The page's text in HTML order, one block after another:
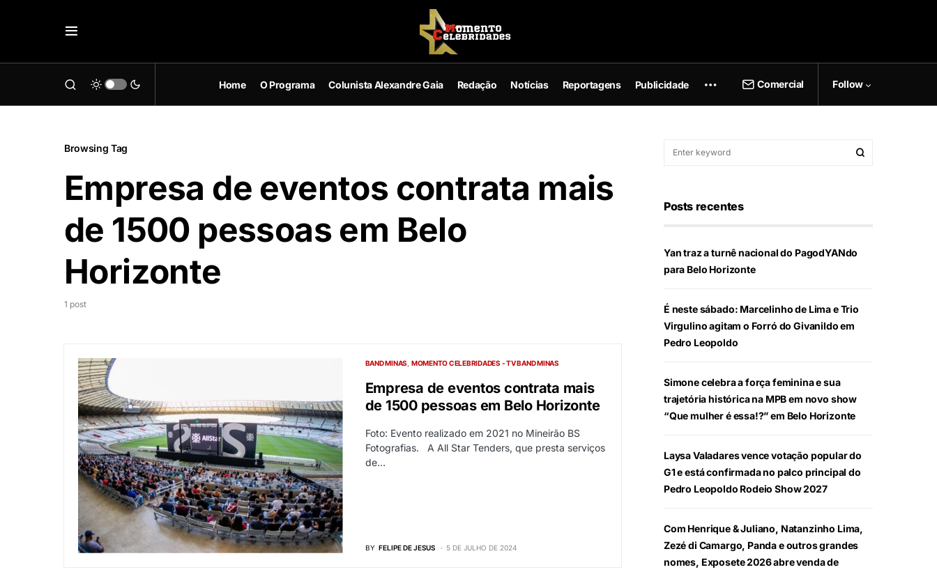
Home O Programa Colunista Alexandre Gaia Redação Notícias Reportagens Publicidade Comercial Follow
Browsing Tag
Empresa de eventos contrata mais
de 1500 pessoas em Belo
Horizonte
1 post
BAND MINAS MOMENTO CELEBRIDADES - TV BAND MINAS
Empresa de eventos contrata mais
de 1500 pessoas em Belo Horizonte
Foto: Evento realizado em 2021 no Mineirão BS
Fotografias. A All Star Tenders, que presta serviços
de…
BY FELIPE DE JESUS 5 DE JULHO DE 2024
Posts recentes
Yan traz a turnê nacional do PagodYANdo
para Belo Horizonte
É neste sábado: Marcelinho de Lima e Trio
Virgulino agitam o Forró do Givanildo em
Pedro Leopoldo
Simone celebra a força feminina e sua
trajetória histórica na MPB em novo show
“Que mulher é essa!?” em Belo Horizonte
Laysa Valadares vence votação popular do
G1 e está confirmada no palco principal do
Pedro Leopoldo Rodeio Show 2027
Com Henrique & Juliano, Natanzinho Lima,
Zezé di Camargo, Panda e outros grandes
nomes, Exposete 2026 abre venda de